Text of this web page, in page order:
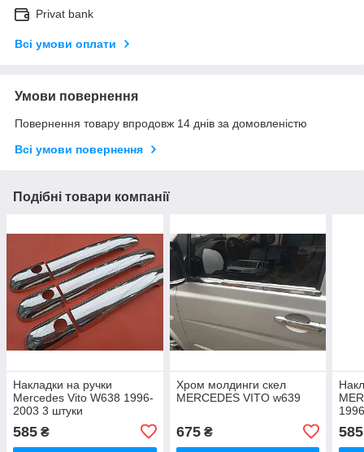
Privat bank
Всі умови оплати
Умови повернення
Повернення товару впродовж 14 днів за домовленістю
Всі умови повернення
Подібні товари компанії
Накладки на ручки
Mercedes Vito W638 1996-
2003 3 штуки
585 ₴
Хром молдинги скел
MERCEDES VITO w639
675₴ 585